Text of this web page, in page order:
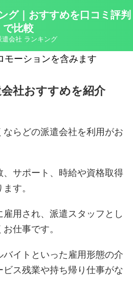
グ｜おすすめを口コミ評判
で比較
遣会社 ランキング
モーションを含みます
会社おすすめを紹介
らどの派遣会社を利用がお
サポート、時給や資格取得
す。
用され、派遣スタッフとし
仕事です。
イトといった雇用形態の介
ス残業や持ち帰り仕事がな